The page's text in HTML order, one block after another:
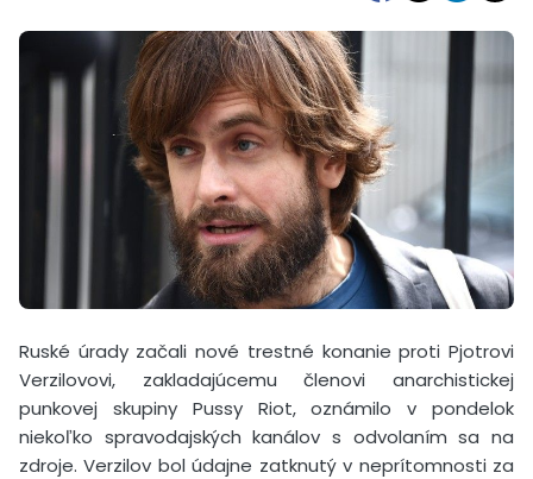
Ruské úrady začali nové trestné konanie proti Pjotrovi
Verzilovovi, zakladajúcemu členovi anarchistickej
punkovej skupiny Pussy Riot, oznámilo v pondelok
niekoľko spravodajských kanálov s odvolaním sa na
zdroje. Verzilov bol údajne zatknutý v neprítomnosti za